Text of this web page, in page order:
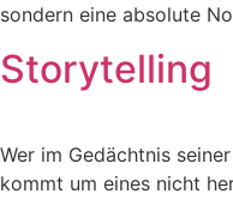
sondern eine absolute
Storytelling
Wer im Gedächtnis
kommt um eines nicht